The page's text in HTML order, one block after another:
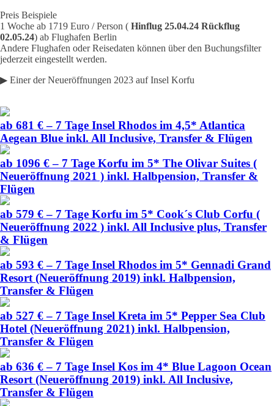
Preis Beispiele
1 Woche ab 1719 Euro / Person ( Hinflug 25.04.24 Rückflug
02.05.24) ab Flughafen Berlin
Andere Flughafen oder Reisedaten können über den Buchungsfilter
jederzeit eingestellt werden.
▶ Einer der Neueröffnungen 2023 auf Insel Korfu
ab 681 € – 7 Tage Insel Rhodos im 4,5* Atlantica
Aegean Blue inkl. All Inclusive, Transfer & Flügen
ab 1096 € – 7 Tage Korfu im 5* The Olivar Suites (
Neueröffnung 2021 ) inkl. Halbpension, Transfer &
Flügen
ab 579 € – 7 Tage Korfu im 5* Cook´s Club Corfu (
Neueröffnung 2022 ) inkl. All Inclusive plus, Transfer
& Flügen
ab 593 € – 7 Tage Insel Rhodos im 5* Gennadi Grand
Resort (Neueröffnung 2019) inkl. Halbpension,
Transfer & Flügen
ab 527 € – 7 Tage Insel Kreta im 5* Pepper Sea Club
Hotel (Neueröffnung 2021) inkl. Halbpension,
Transfer & Flügen
ab 636 € – 7 Tage Insel Kos im 4* Blue Lagoon Ocean
Resort (Neueröffnung 2019) inkl. All Inclusive,
Transfer & Flügen